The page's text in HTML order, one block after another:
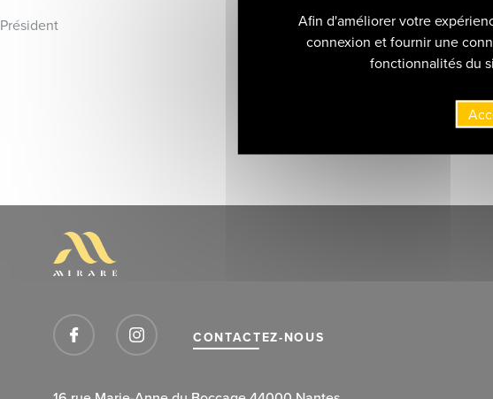
Président Directeur
CONTACTEZ-NOUS
Afin d'améliorer votre
connexion et fournir une
fonctionnalités du